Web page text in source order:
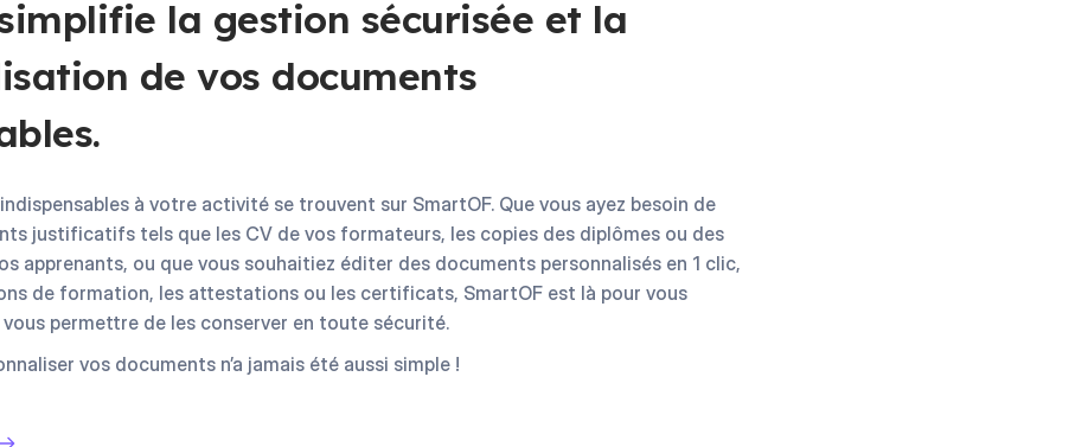
la gestion sécurisée et la
de vos documents
à votre activité se trouvent sur SmartOF. Que vous ayez besoin de
justificatifs tels que les CV de vos formateurs, les copies des diplômes ou des
apprenants, ou que vous souhaitiez éditer des documents personnalisés en 1 clic,
de formation, les attestations ou les certificats, SmartOF est là pour vous
permettre de les conserver en toute sécurité.
vos documents n’a jamais été aussi simple !